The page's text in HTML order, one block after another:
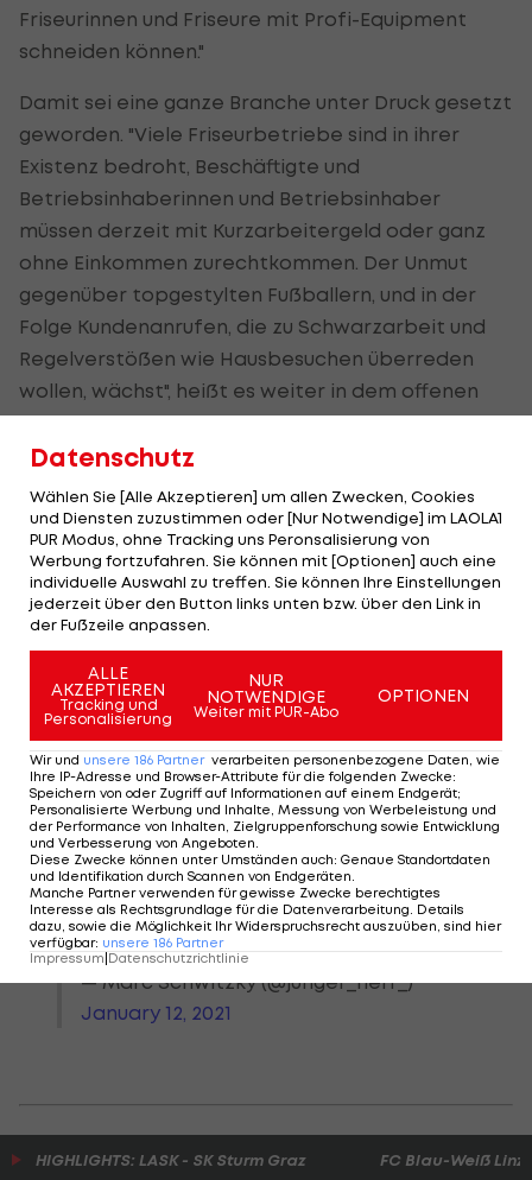
Friseurinnen und Friseure mit Profi-Equipment
schneiden können."
Damit sei eine ganze Branche unter Druck gesetzt
geworden. "Viele Friseurbetriebe sind in ihrer
Existenz bedroht, Beschäftigte und
Betriebsinhaberinnen und Betriebsinhaber
müssen derzeit mit Kurzarbeitergeld oder ganz
ohne Einkommen zurechtkommen. Der Unmut
gegenüber topgestylten Fußballern, und in der
Folge Kundenanrufen, die zu Schwarzarbeit und
Regelverstößen wie Hausbesuchen überreden
wollen, wächst", heißt es weiter in dem offenen
Brief.
Es sei ein großes Privileg, dass der Profifußball
während einer Pandemie weiter stattfinden dürfe.
"Wir appellieren daher an Sie und den DFB: Zeigen
Sie in Zeiten wie diesen Solidarität und setzen Sie
mit uns ein Zeichen gegen Schwarzarbeit. Lassen
Sie uns den Weg der Pandemiebekämpfung
gemeinsam gehen."
Ein Brandbrief des deutschen
Friseur-Verbandes an den DFB.
Mag im ersten Moment skurril
wirken, beinhaltet aber ein
berechtigtes Anliegen.
pic.twitter.com/F0lmjlFjef
— Marc Schwitzky (@junger_herr_)
January 12, 2021
HIGHLIGHTS: LASK - SK Sturm Graz FC Blau-Weiß Linz
Datenschutz
Wählen Sie [Alle Akzeptieren] um allen Zwecken, Cookies
und Diensten zuzustimmen oder [Nur Notwendige] im LAOLA1
PUR Modus, ohne Tracking uns Peronsalisierung von
Werbung fortzufahren. Sie können mit [Optionen] auch eine
individuelle Auswahl zu treffen. Sie können Ihre Einstellungen
jederzeit über den Button links unten bzw. über den Link in
der Fußzeile anpassen.
ALLE
AKZEPTIEREN
Tracking und
Personalisierung
NUR
NOTWENDIGE
Weiter mit PUR-Abo
OPTIONEN
Wir und unsere 186 Partner verarbeiten personenbezogene Daten, wie
Ihre IP-Adresse und Browser-Attribute für die folgenden Zwecke:
Speichern von oder Zugriff auf Informationen auf einem Endgerät;
Personalisierte Werbung und Inhalte, Messung von Werbeleistung und
der Performance von Inhalten, Zielgruppenforschung sowie Entwicklung
und Verbesserung von Angeboten.
Diese Zwecke können unter Umständen auch: Genaue Standortdaten
und Identifikation durch Scannen von Endgeräten.
Manche Partner verwenden für gewisse Zwecke berechtigtes
Interesse als Rechtsgrundlage für die Datenverarbeitung. Details
dazu, sowie die Möglichkeit Ihr Widerspruchsrecht auszuüben, sind hier
verfügbar: unsere 186 Partner
Impressum Datenschutzrichtlinie